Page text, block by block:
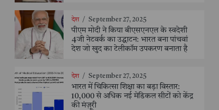
देश / September 27, 2025
पीएम मोदी ने किया बीएसएनएल के स्वदेशी
4जी नेटवर्क का उद्घाटन: भारत बना पांचवां
देश जो खुद का टेलीकॉम उपकरण बनाता है
देश / September 27, 2025
भारत में चिकित्सा शिक्षा का बड़ा विस्तार:
10,000 से अधिक नई मेडिकल सीटों को केंद्र
की मंज़ूरी